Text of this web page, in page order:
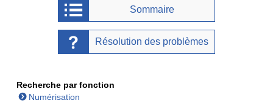
Sommaire
Résolution des problèmes
Recherche par fonction
Numérisation